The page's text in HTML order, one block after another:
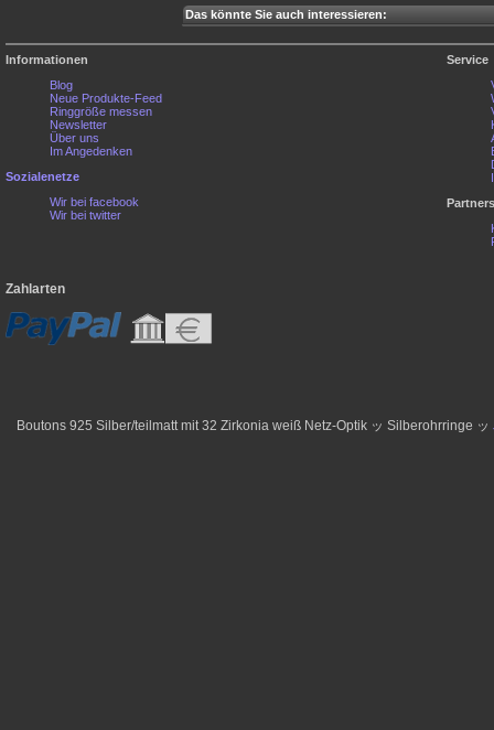
Das könnte Sie auch interessieren:
Informationen
Blog
Neue Produkte-Feed
Ringgröße messen
Newsletter
Über uns
Im Angedenken
Sozialenetze
Wir bei facebook
Wir bei twitter
Service
Zahlarten
Boutons 925 Silber/teilmatt mit 32 Zirkonia weiß Netz-Optik ッ Silberohrringe ッ